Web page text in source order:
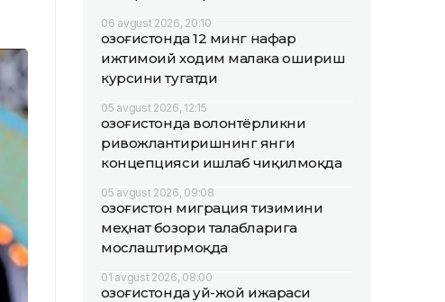
06 avgust 2026, 20:10
Қозоғистонда 12 минг нафар
ижтимоий ходим малака ошириш
курсини тугатди
05 avgust 2026, 12:15
Қозоғистонда волонтёрликни
ривожлантиришнинг янги
концепцияси ишлаб чиқилмоқда
05 avgust 2026, 09:08
Қозоғистон миграция тизимини
меҳнат бозори талабларига
мослаштирмоқда
01 avgust 2026, 08:00
Қозоғистонда уй-жой ижараси